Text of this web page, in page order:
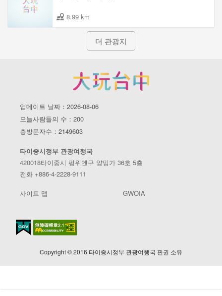
8.99 km
더 관광지
업데이트 날짜：2026-08-06
오늘사람들의 수：200
총방문자수：2149603
타이중시정부 관광여행국
420018타이중시 펑위엔구 양밍가 36호 5층
전화 +886-4-2228-9111
사이트 맵 GWOIA
Copyright © 2016 타이중시정부 관광여행국 판권 소유